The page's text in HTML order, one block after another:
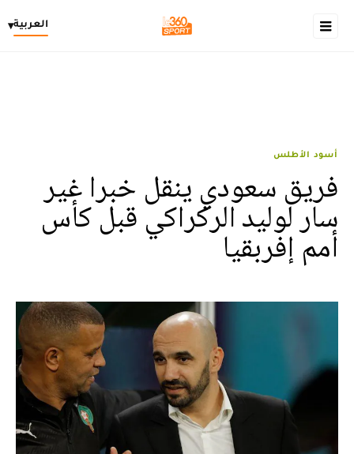
العربية▾
أسود الأطلس
فريق سعودي ينقل خبرا غير
سار لوليد الركراكي قبل كأس
أمم إفربقيا